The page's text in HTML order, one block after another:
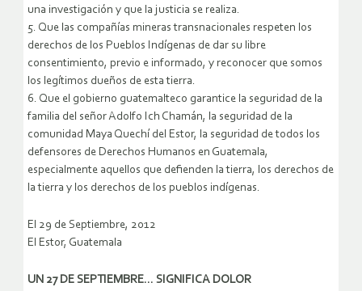
una investigación y que la justicia se realiza.
5. Que las compañías mineras transnacionales respeten los
derechos de los Pueblos Indígenas de dar su libre
consentimiento, previo e informado, y reconocer que somos
los legítimos dueños de esta tierra.
6. Que el gobierno guatemalteco garantice la seguridad de la
familia del señor Adolfo Ich Chamán, la seguridad de la
comunidad Maya Quechí del Estor, la seguridad de todos los
defensores de Derechos Humanos en Guatemala,
especialmente aquellos que defienden la tierra, los derechos de
la tierra y los derechos de los pueblos indígenas.
El 29 de Septiembre, 2012
El Estor, Guatemala
UN 27 DE SEPTIEMBRE… SIGNIFICA DOLOR